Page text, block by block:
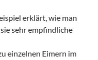
erklärt, wie man
sehr empfindliche
einzelnen Eimern im